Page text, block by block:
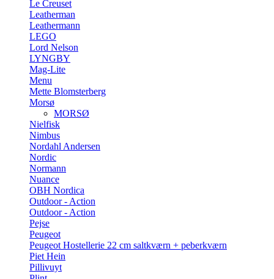
Le Creuset
Leatherman
Leathermann
LEGO
Lord Nelson
LYNGBY
Mag-Lite
Menu
Mette Blomsterberg
Morsø
MORSØ
Nielfisk
Nimbus
Nordahl Andersen
Nordic
Normann
Nuance
OBH Nordica
Outdoor - Action
Outdoor - Action
Pejse
Peugeot
Peugeot Hostellerie 22 cm saltkværn + peberkværn
Piet Hein
Pillivuyt